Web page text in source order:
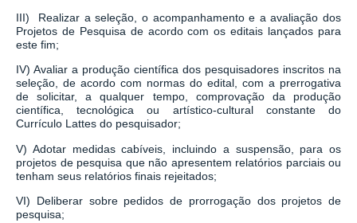
III) Realizar a seleção, o acompanhamento e a avaliação dos
Projetos de Pesquisa de acordo com os editais lançados para
este fim;
IV) Avaliar a produção científica dos pesquisadores inscritos na
seleção, de acordo com normas do edital, com a prerrogativa
de solicitar, a qualquer tempo, comprovação da produção
científica, tecnológica ou artístico-cultural constante do
Currículo Lattes do pesquisador;
V) Adotar medidas cabíveis, incluindo a suspensão, para os
projetos de pesquisa que não apresentem relatórios parciais ou
tenham seus relatórios finais rejeitados;
VI) Deliberar sobre pedidos de prorrogação dos projetos de
pesquisa;